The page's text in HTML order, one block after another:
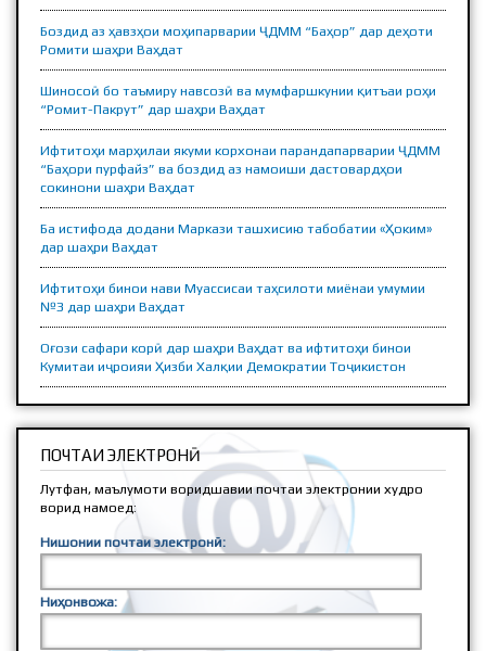
Боздид аз ҳавзҳои моҳипарварии ҶДММ “Баҳор” дар деҳоти
Ромити шаҳри Ваҳдат
Шиносоӣ бо таъмиру навсозӣ ва мумфаршкунии қитъаи роҳи
“Ромит-Пакрут” дар шаҳри Ваҳдат
Ифтитоҳи марҳилаи якуми корхонаи парандапарварии ҶДММ
“Баҳори пурфайз” ва боздид аз намоиши дастовардҳои
сокинони шаҳри Ваҳдат
Ба истифода додани Маркази ташхисию табобатии «Ҳоким»
дар шаҳри Ваҳдат
Ифтитоҳи бинои нави Муассисаи таҳсилоти миёнаи умумии
№3 дар шаҳри Ваҳдат
Оғози сафари корӣ дар шаҳри Ваҳдат ва ифтитоҳи бинои
Кумитаи иҷроияи Ҳизби Халқии Демократии Тоҷикистон
ПОЧТАИ ЭЛЕКТРОНӢ
Лутфан, маълумоти воридшавии почтаи электронии худро
ворид намоед:
Нишонии почтаи электронӣ:
Ниҳонвожа: